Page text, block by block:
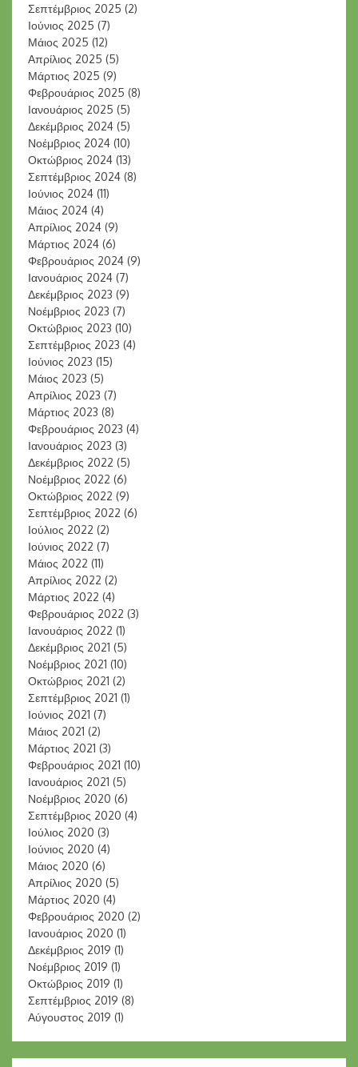
Σεπτέμβριος 2025 (2)
Ιούνιος 2025 (7)
Μάιος 2025 (12)
Απρίλιος 2025 (5)
Μάρτιος 2025 (9)
Φεβρουάριος 2025 (8)
Ιανουάριος 2025 (5)
Δεκέμβριος 2024 (5)
Νοέμβριος 2024 (10)
Οκτώβριος 2024 (13)
Σεπτέμβριος 2024 (8)
Ιούνιος 2024 (11)
Μάιος 2024 (4)
Απρίλιος 2024 (9)
Μάρτιος 2024 (6)
Φεβρουάριος 2024 (9)
Ιανουάριος 2024 (7)
Δεκέμβριος 2023 (9)
Νοέμβριος 2023 (7)
Οκτώβριος 2023 (10)
Σεπτέμβριος 2023 (4)
Ιούνιος 2023 (15)
Μάιος 2023 (5)
Απρίλιος 2023 (7)
Μάρτιος 2023 (8)
Φεβρουάριος 2023 (4)
Ιανουάριος 2023 (3)
Δεκέμβριος 2022 (5)
Νοέμβριος 2022 (6)
Οκτώβριος 2022 (9)
Σεπτέμβριος 2022 (6)
Ιούλιος 2022 (2)
Ιούνιος 2022 (7)
Μάιος 2022 (11)
Απρίλιος 2022 (2)
Μάρτιος 2022 (4)
Φεβρουάριος 2022 (3)
Ιανουάριος 2022 (1)
Δεκέμβριος 2021 (5)
Νοέμβριος 2021 (10)
Οκτώβριος 2021 (2)
Σεπτέμβριος 2021 (1)
Ιούνιος 2021 (7)
Μάιος 2021 (2)
Μάρτιος 2021 (3)
Φεβρουάριος 2021 (10)
Ιανουάριος 2021 (5)
Νοέμβριος 2020 (6)
Σεπτέμβριος 2020 (4)
Ιούλιος 2020 (3)
Ιούνιος 2020 (4)
Μάιος 2020 (6)
Απρίλιος 2020 (5)
Μάρτιος 2020 (4)
Φεβρουάριος 2020 (2)
Ιανουάριος 2020 (1)
Δεκέμβριος 2019 (1)
Νοέμβριος 2019 (1)
Οκτώβριος 2019 (1)
Σεπτέμβριος 2019 (8)
Αύγουστος 2019 (1)